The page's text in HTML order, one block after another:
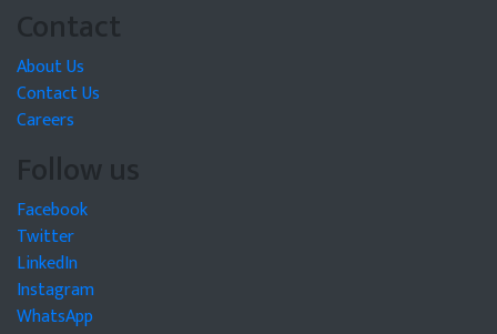
Contact
About Us
Contact Us
Careers
Follow us
Facebook
Twitter
LinkedIn
Instagram
WhatsApp